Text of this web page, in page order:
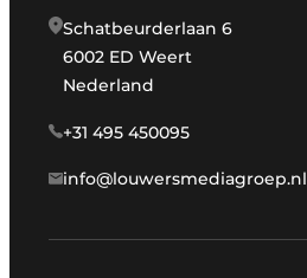
Schatbeurderlaan 6
6002 ED Weert
Nederland
+31 495 450095
info@louwersmediagroep.nl